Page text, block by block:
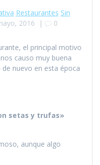
Restaurantes Sin
2016 | 0
el principal motivo
causo muy buena
nuevo en esta época
setas y trufas»
aunque algo